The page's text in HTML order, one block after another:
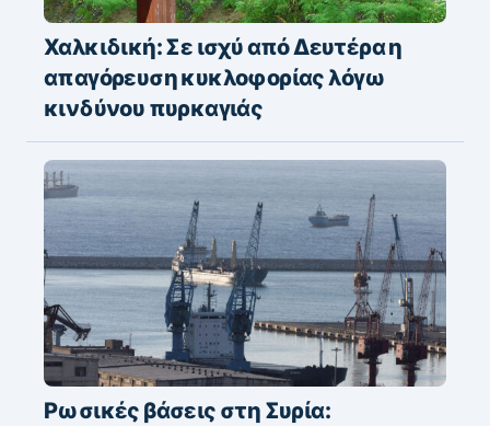
Χαλκιδική: Σε ισχύ από Δευτέρα η
απαγόρευση κυκλοφορίας λόγω
κινδύνου πυρκαγιάς
Ρωσικές βάσεις στη Συρία: